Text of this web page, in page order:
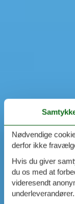
Nødvendige
derfor ikke
Hvis du giver
du os med at
videresendt
underleverandører.